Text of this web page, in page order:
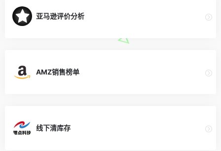
亚马逊评价分析
AMZ销售榜单
线下清库存